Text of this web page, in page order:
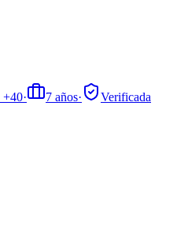
+40· 7 años·
Verificada